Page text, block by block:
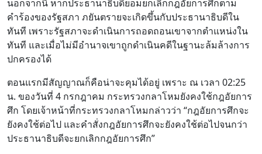
นอกจากนี้ หากประธานาธิบดียอมยกเลิกกฎอัยการศึกตาม
คำร้องของรัฐสภา ภยันตรายจะเกิดขึ้นกับประธานาธิบดีใน
ทันที เพราะรัฐสภาจะดำเนินการถอดถอนเขาจากตำแหน่งใน
ทันที และเมื่อไม่มีอำนาจเขาถูกดำเนินคดีในฐานะล้มล้างการ
ปกครองได้
ตอนแรกมีสัญญาณก็คือน่าจะคุมได้อยู่ เพราะ ณ เวลา 02:25
น. ของวันที่ 4 กรกฎาคม กระทรวงกลาโหมยังคงใช้กฎอัยการ
ศึก โดยเจ้าหน้าที่กระทรวงกลาโหมกล่าวว่า “กฎอัยการศึกจะ
ยังคงใช้ต่อไป และคำสั่งกฎอัยการศึกจะยังคงใช้ต่อไปจนกว่า
ประธานาธิบดีจะยกเลิกกฎอัยการศึก”